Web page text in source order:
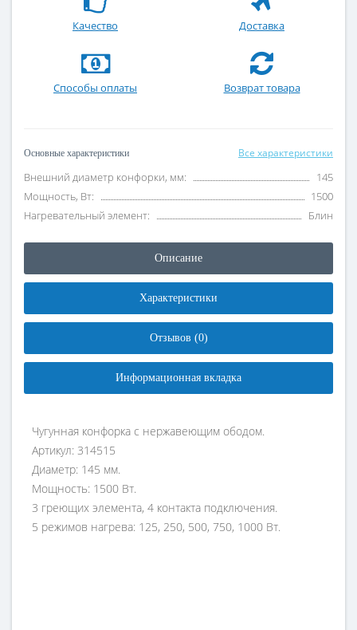
Качество Доставка
Способы оплаты Возврат товара
Основные характеристики Все характеристики
Внешний диаметр конфорки, мм:
145
Мощность, Вт:
1500
Нагревательный элемент:
Блин
Описание
Характеристики
Отзывов (0)
Информационная вкладка
Чугунная конфорка с нержавеющим ободом.
Артикул: 314515
Диаметр: 145 мм.
Мощность: 1500 Вт.
3 греющих элемента, 4 контакта подключения.
5 режимов нагрева: 125, 250, 500, 750, 1000 Вт.